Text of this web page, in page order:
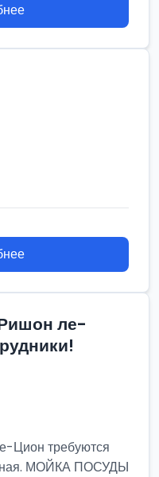
ле-
Цион требуются
МОЙКА ПОСУДЫ